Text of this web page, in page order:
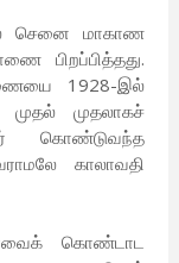
செனை மாகாண
பிறப்பித்தது.
1928-இல்
முதல் முதலாகச்
கொண்டுவந்த
காலாவதி
கொண்டாட